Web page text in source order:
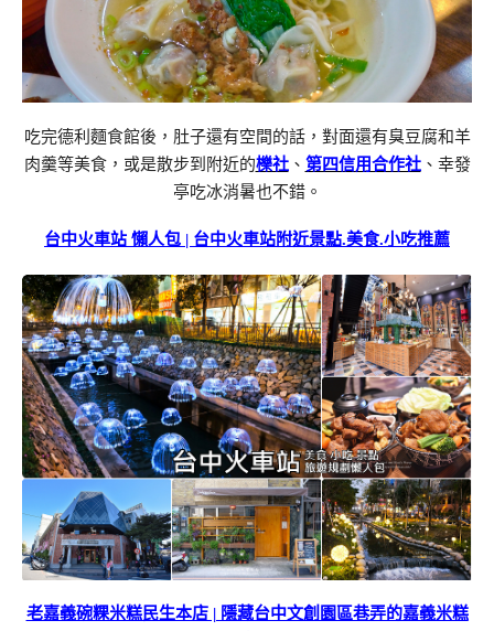
吃完德利麵食館後，肚子還有空間的話，對面還有臭豆腐和羊
肉羹等美食，或是散步到附近的櫟社、 第四信用合作社、幸發
亭吃冰消暑也不錯。
台中火車站 懶人包 | 台中火車站附近景點.美食.小吃推薦
老嘉義碗粿米糕民生本店 | 隱藏台中文創園區巷弄的嘉義米糕